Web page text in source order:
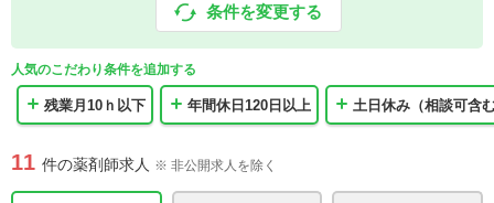
条件を変更する
人気のこだわり条件を追加する
残業月10ｈ以下 年間休日120日以上 土日休み（相談可含
11 件の薬剤師求人 ※ 非公開求人を除く